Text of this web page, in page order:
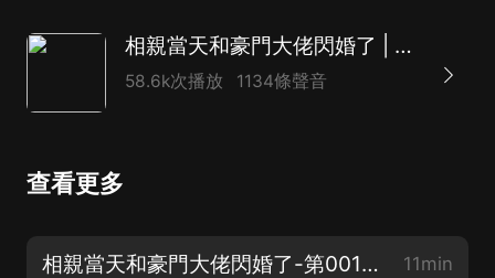
相親當天和豪門大佬閃婚了 | 現言甜寵|先婚后愛 | 紫襟女頻 | 多人有聲劇
58.6k次播放 1134條聲音
查看更多
相親當天和豪門大佬閃婚了-第001集 嫁人了 11min